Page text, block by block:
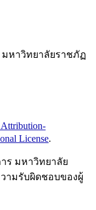
มหาวิทยาลัยราชภัฏ
Attribution-
License.
ร มหาวิทยาลัย
ามรับผิดชอบของผู้